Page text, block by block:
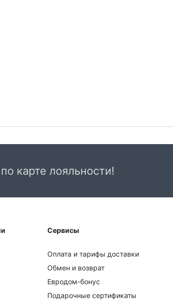
карте лояльности!
Сервисы
Оплата и тарифы доставки
Обмен и возврат
Евродом-бонус
Подарочные сертификаты